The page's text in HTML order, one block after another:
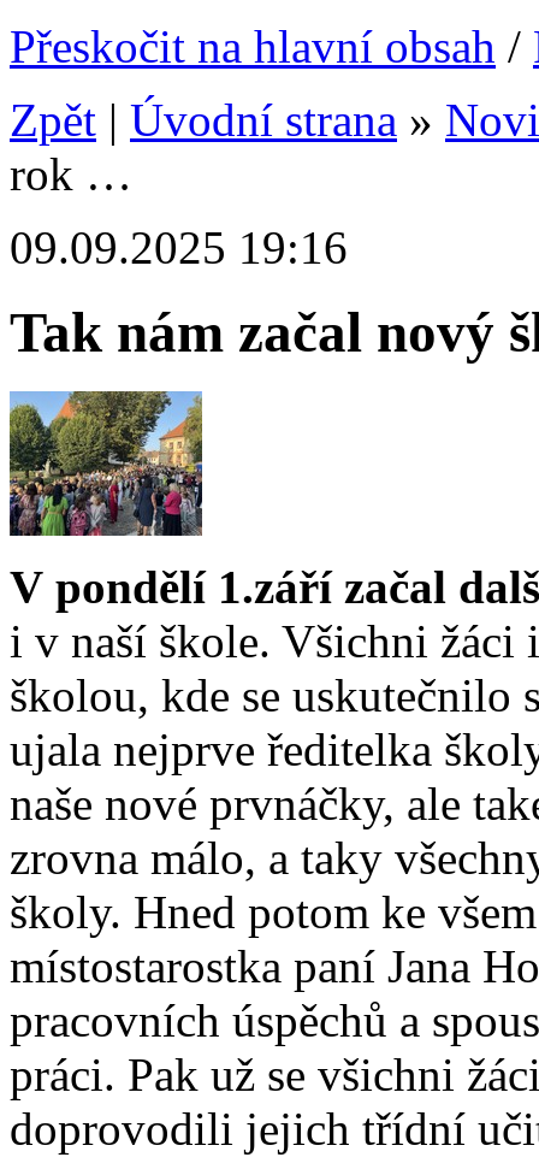
Přeskočit na hlavní obsah /
Zpět | Úvodní strana »
rok …
09.09.2025 19:16
Tak nám začal nový
V pondělí 1.září začal
i v naší škole. Všichni žáci
školou, kde se uskutečnilo
ujala nejprve ředitelka
naše nové prvnáčky, ale
zrovna málo, a taky
školy. Hned potom ke
místostarostka paní Jana
pracovních úspěchů a
práci. Pak už se všichni
doprovodili jejich třídní